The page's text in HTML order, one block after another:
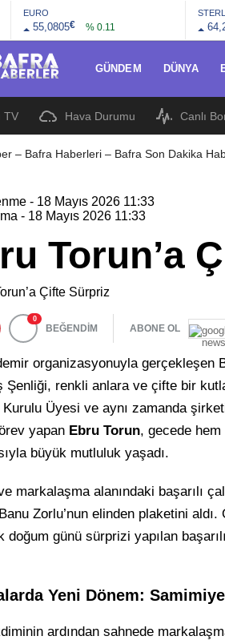
EURO
55,0805€ % 0.11
GÜNDEM DÜNYA
TV Hava Durumu Canlı
– Bafra Haberleri – Bafra Son Dakika
- 18 Mayıs 2026 11:33
- 18 Mayıs 2026 11:33
Torun’a
0
BEĞENDİM ABONE OL
organizasyonuyla gerçekleşen
Şenliği, renkli anlara ve çifte bir
Kurulu Üyesi ve aynı zamanda
yapan Ebru Torun, gecede hem
büyük mutluluk yaşadı.
markalaşma alanındaki başarılı
Zorlu’nun elinden plaketini
doğum günü sürprizi yapılan
Yeni Dönem:
ardından sahnede